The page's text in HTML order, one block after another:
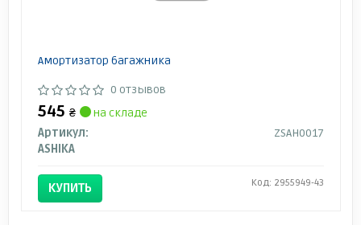
Амортизатор багажника
0 отзывов
545 ₴
на складе
Артикул:
ZSAH0017
ASHIKA
КУПИТЬ Код: 2955949-43